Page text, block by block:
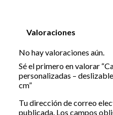
Valoraciones
No hay valoraciones aún.
Sé el primero en valorar
personalizadas –
cm”
Tu dirección de correo
publicada. Los campos